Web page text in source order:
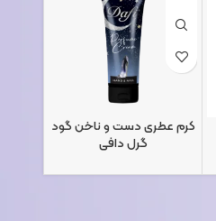
کرم عطری دست و ناخن گود
گرل دافی